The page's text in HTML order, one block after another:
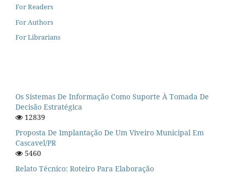
For Readers
For Authors
For Librarians
Os Sistemas De Informação Como Suporte À Tomada De
Decisão Estratégica
12839
Proposta De Implantação De Um Viveiro Municipal Em
Cascavel/PR
5460
Relato Técnico: Roteiro Para Elaboração